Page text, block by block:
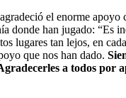
el enorme apoyo
donde han jugado: “Es
lugares tan lejos, en
que nos han dado.
a todos por